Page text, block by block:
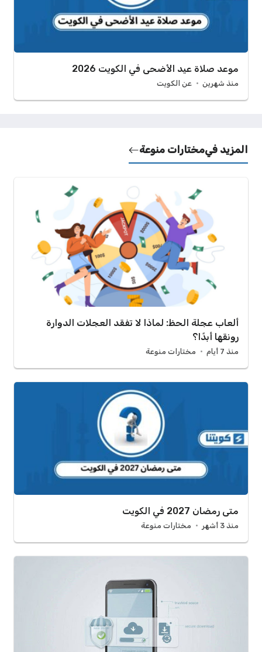
موعد صلاة عيد الأضحى في الكويت 2026
منذ شهرين عن الكويت
المزيد فيمختارات منوعة
ألعاب عجلة الحظ: لماذا لا تفقد العجلات الدوارة
رونقها أبدًا؟
منذ 7 أيام مختارات منوعة
متى رمضان 2027 في الكويت
منذ 3 أشهر مختارات منوعة